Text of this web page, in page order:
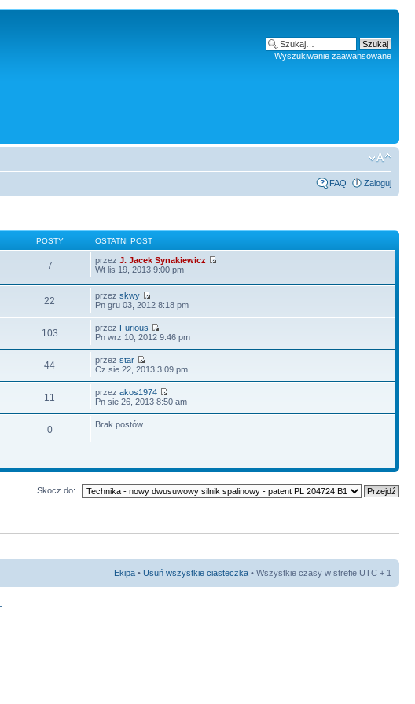
Wyszukiwanie zaawansowane
FAQ Zaloguj
POSTY OSTATNI POST
7 przezJ. Jacek Synakiewicz
Wt lis 19, 2013 9:00 pm
22 przezskwy
Pn gru 03, 2012 8:18 pm
103 przez Furious
Pn wrz 10, 2012 9:46 pm
44 przezstar
Cz sie 22, 2013 3:09 pm
11 przezakos1974
Pn sie 26, 2013 8:50 am
0 Brak postów
Skocz do:
Ekipa • Usuń wszystkie ciasteczka • Wszystkie czasy w strefie UTC + 1